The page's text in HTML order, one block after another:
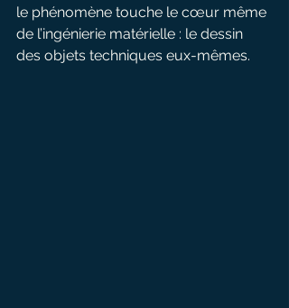
le phénomène touche le cœur même
de l’ingénierie matérielle : le dessin
des objets techniques eux-mêmes.